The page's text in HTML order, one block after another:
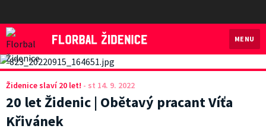
Florbal Židenice
MENU
Židenice slaví 20 let! - st 14. 9. 2022
20 let Židenic | Obětavý pracant Víťa
Křivánek